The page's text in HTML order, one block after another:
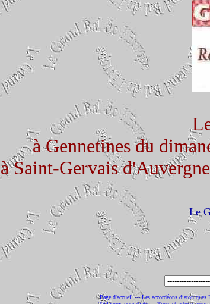
à Gennetines du
à Saint-Gervais
Le
Page d'accueil---Les accordéons diatoniques